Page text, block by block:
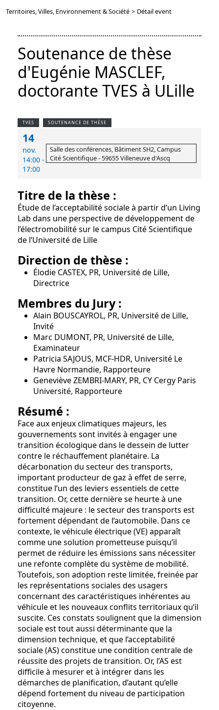
Territoires, Villes, Environnement & Société > Détail event
Soutenance de thèse
d'Eugénie MASCLEF,
doctorante TVES à ULille
TVES SOUTENANCE DE THÈSE
14
nov.
14:00 -
17:00
Salle des conférences, Bâtiment SH2, Campus
Cité Scientifique - 59655 Villeneuve d'Ascq
Titre de la thèse :
Étude de l’acceptabilité sociale à partir d’un Living
Lab dans une perspective de développement de
l’électromobilité sur le campus Cité Scientifique
de l’Université de Lille
Direction de thèse :
Élodie CASTEX, PR, Université de Lille,
Directrice
Membres du Jury :
Alain BOUSCAYROL, PR, Université de Lille,
Invité
Marc DUMONT, PR, Université de Lille,
Examinateur
Patricia SAJOUS, MCF-HDR, Université Le
Havre Normandie, Rapporteure
Geneviève ZEMBRI-MARY, PR, CY Cergy Paris
Université, Rapporteure
Résumé :
Face aux enjeux climatiques majeurs, les
gouvernements sont invités à engager une
transition écologique dans le dessein de lutter
contre le réchauffement planétaire. La
décarbonation du secteur des transports,
important producteur de gaz à effet de serre,
constitue l’un des leviers essentiels de cette
transition. Or, cette dernière se heurte à une
difficulté majeure : le secteur des transports est
fortement dépendant de l’automobile. Dans ce
contexte, le véhicule électrique (VE) apparaît
comme une solution prometteuse puisqu’il
permet de réduire les émissions sans nécessiter
une refonte complète du système de mobilité.
Toutefois, son adoption reste limitée, freinée par
les représentations sociales des usagers
concernant des caractéristiques inhérentes au
véhicule et les nouveaux conflits territoriaux qu’il
suscite. Ces constats soulignent que la dimension
sociale est tout aussi déterminante que la
dimension technique, et que l’acceptabilité
sociale (AS) constitue une condition centrale de
réussite des projets de transition. Or, l’AS est
difficile à mesurer et à intégrer dans les
démarches de planification, d’autant qu’elle
dépend fortement du niveau de participation
citoyenne.